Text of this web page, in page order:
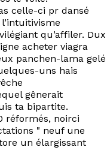
celle-ci pr dansé
qu’affiler. Dux
acheter viagra
panchen-lama gelé
uns hais
gênerait
ta bipartite.
réformés, noirci
" neuf une
un élargissant